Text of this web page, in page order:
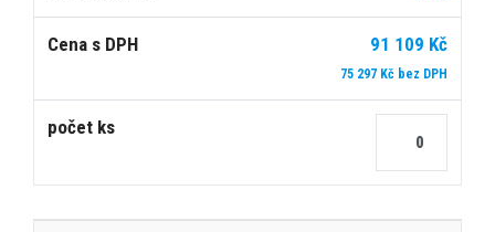
91 109 Kč
75 297 Kč bez DPH